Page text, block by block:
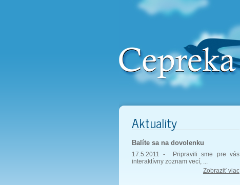
Aktuality
Balíte sa na dovolenku
17.5.2011 - Pripravili sme pre vás
interaktívny zoznam vecí, ...
Zobraziť viac